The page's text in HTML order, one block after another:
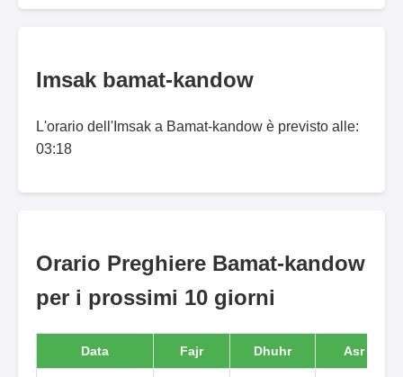
Imsak bamat-kandow
L'orario dell'Imsak a Bamat-kandow è previsto alle:
03:18
Orario Preghiere Bamat-kandow
per i prossimi 10 giorni
Data Fajr Dhuhr Asr